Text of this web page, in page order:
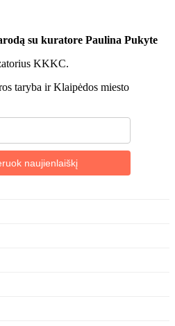
su kuratore Paulina Pukyte
KKKC.
taryba ir Klaipėdos miesto
naujienlaiškį